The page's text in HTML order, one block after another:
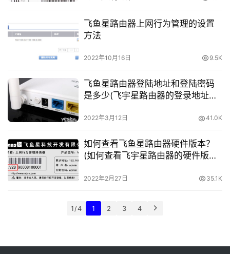
飞鱼星路由器上网行为管理的设置
方法
2022年10月16日 9.5K
飞鱼星路由器登陆地址和登陆密码
是多少(飞宇星路由器的登录地址和
2022年3月12日 41.0K
如何查看飞鱼星路由器硬件版本？
(如何查看飞宇星路由器的硬件版
2022年2月27日 35.1K
1 / 4 1 2 3 4